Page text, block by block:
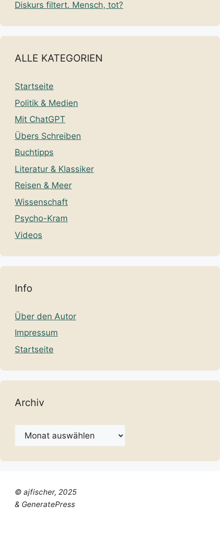
Diskurs filtert. Mensch, tot?
ALLE KATEGORIEN
Startseite
Politik & Medien
Mit ChatGPT
Übers Schreiben
Buchtipps
Literatur & Klassiker
Reisen & Meer
Wissenschaft
Psycho-Kram
Videos
Info
Über den Autor
Impressum
Startseite
Archiv
Archiv
© ajfischer, 2025
& GeneratePress